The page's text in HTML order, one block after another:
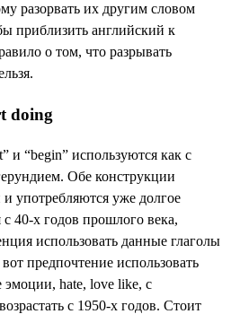
разорвать их другим словом
приблизить английский к
о том, что разрывать
doing
и “begin” используются как с
Обе конструкции
употребляются уже долгое
40-х годов прошлого века,
использовать данные глаголы
предпочтение использовать
hate, love like, с
с 1950-х годов. Стоит